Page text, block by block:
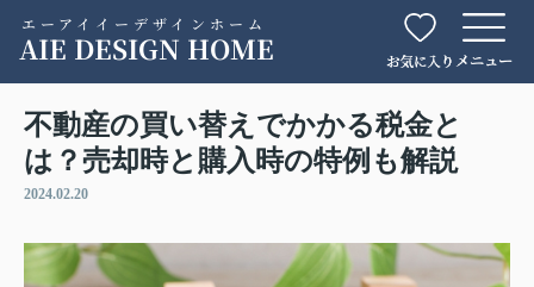
エーアイイーデザインホーム
AIE DESIGN HOME
不動産の買い替えでかかる税金と
は？売却時と購入時の特例も解説
2024.02.20